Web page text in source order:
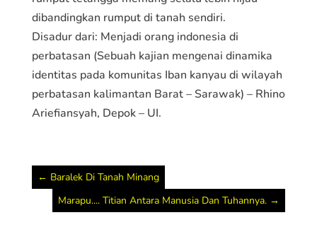
dibandingkan rumput di tanah sendiri.
Disadur dari: Menjadi orang indonesia di
perbatasan (Sebuah kajian mengenai dinamika
identitas pada komunitas Iban kanyau di wilayah
perbatasan kalimantan Barat – Sarawak) – Rhino
Ariefiansyah, Depok – UI.
← Baralek Di Tanah Minang
Marapu.... Titian Antara Manusia Dan Tuhannya. →